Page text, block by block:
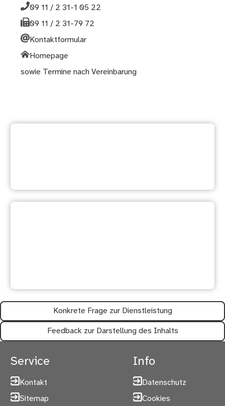
09 11 / 2 31-1 05 22
09 11 / 2 31-79 72
Kontaktformular
Homepage
sowie Termine nach Vereinbarung
Konkrete Frage zur Dienstleistung
Feedback zur Darstellung des Inhalts
Service
Kontakt
Sitemap
Info
Datenschutz
Cookies